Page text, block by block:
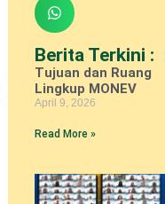
Berita Terkini :
Tujuan dan Ruang
Lingkup MONEV
April 9, 2026
Read More »